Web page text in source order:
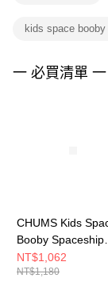
３．未成年的使用
４．使用「AFTEE
kids space booby
一 必買清單 一
CHUMS Kids
Booby Spaceship
Pocket T 中大童
上衣 藍色
NT$1,062
NT$1,180